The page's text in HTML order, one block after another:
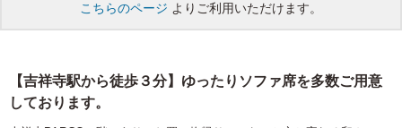
こちらのページ よりご利用いただけます。
【吉祥寺駅から徒歩３分】ゆったりソファ席を多数ご用意
しております。